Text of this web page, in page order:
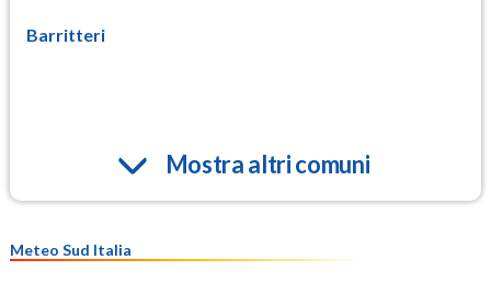
Barritteri
Mostra altri comuni
Meteo Sud Italia